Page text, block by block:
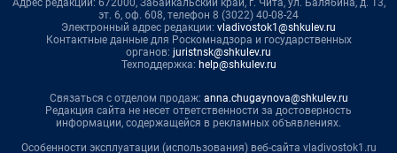
Адрес редакции: 672000, Забайкальский край, г. Чита, ул. Балябина, д. 13,
эт. 6, оф. 608, телефон 8 (3022) 40-08-24
Электронный адрес редакции: vladivostok1@shkulev.ru
Контактные данные для Роскомнадзора и государственных
органов: juristnsk@shkulev.ru
Техподдержка: help@shkulev.ru
Связаться с отделом продаж: anna.chugaynova@shkulev.ru
Редакция сайта не несет ответственности за достоверность
информации, содержащейся в рекламных объявлениях.
Особенности эксплуатации (использования) веб-сайта vladivostok1.ru